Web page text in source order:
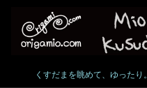
くすだまを眺めて、ゆったり